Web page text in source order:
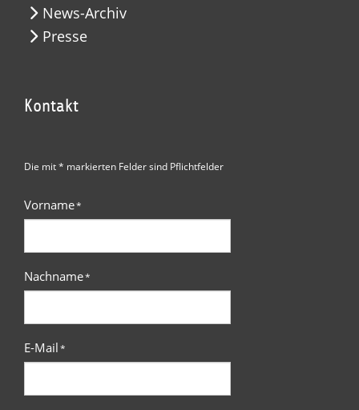
News-Archiv
Presse
Kontakt
Die mit * markierten Felder sind Pflichtfelder
Vorname*
Nachname*
E-Mail*